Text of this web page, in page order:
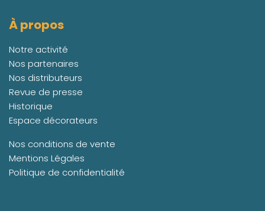
À propos
Notre activité
Nos partenaires
Nos distributeurs
Revue de presse
Historique
Espace décorateurs
Nos conditions de vente
Mentions Légales
Politique de confidentialité